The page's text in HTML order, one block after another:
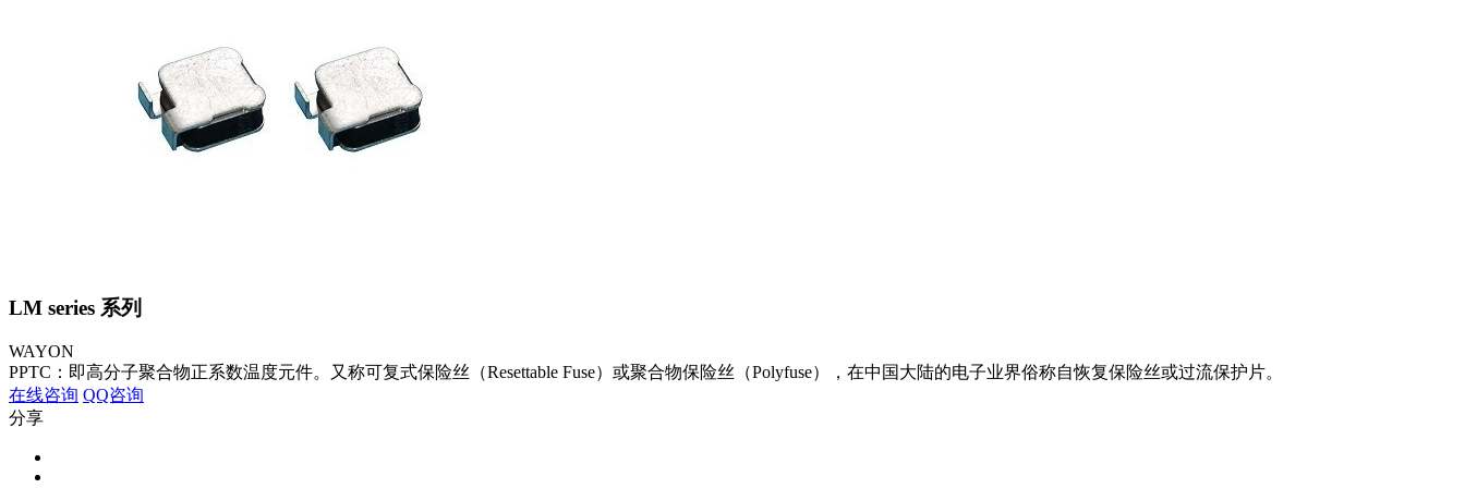
LM series 系列
WAYON
PPTC：即高分子聚合物正系数温度元件。又称可复式保险丝（Resettable Fuse）或聚合物保险丝（Polyfuse），在中国大陆的电子业界俗称自恢复保险丝或过流保护片。
在线咨询 QQ咨询
分享